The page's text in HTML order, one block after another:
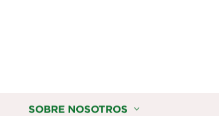
SOBRE NOSOTROS